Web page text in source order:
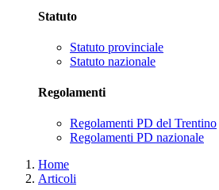
Statuto
Statuto provinciale
Statuto nazionale
Regolamenti
Regolamenti PD del Trentino
Regolamenti PD nazionale
Home
Articoli